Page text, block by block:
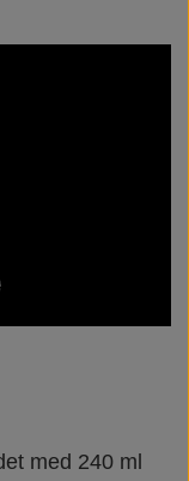
med 240 ml